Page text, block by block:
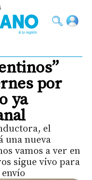
por
ya
el
nueva
vamos a ver en
sigue vivo para